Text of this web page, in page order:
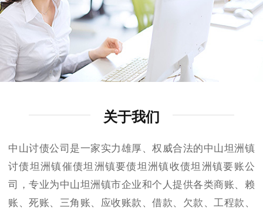
关于我们
中山讨债公司是一家实力雄厚、权威合法的中山坦洲镇
讨债坦洲镇催债坦洲镇要债坦洲镇收债坦洲镇要账公
司，专业为中山坦洲镇市企业和个人提供各类商账、赖
账、死账、三角账、应收账款、借款、欠款、工程款、